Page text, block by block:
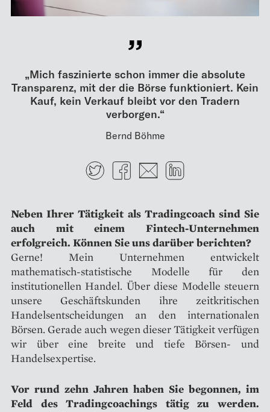
„Mich faszinierte schon immer die absolute
Transparenz, mit der die Börse funktioniert. Kein
Kauf, kein Verkauf bleibt vor den Tradern
verborgen.“
Bernd Böhme
TwitterFacebook
E-mail
Neben Ihrer Tätigkeit als Tradingcoach sind Sie
auch mit einem Fintech-Unternehmen
erfolgreich. Können Sie uns darüber berichten?
Gerne! Mein Unternehmen entwickelt
mathematisch-statistische Modelle für den
institutionellen Handel. Über diese Modelle steuern
unsere Geschäftskunden ihre zeitkritischen
Handelsentscheidungen an den internationalen
Börsen. Gerade auch wegen dieser Tätigkeit verfügen
wir über eine breite und tiefe Börsen- und
Handelsexpertise.
Vor rund zehn Jahren haben Sie begonnen, im
Feld des Tradingcoachings tätig zu werden.